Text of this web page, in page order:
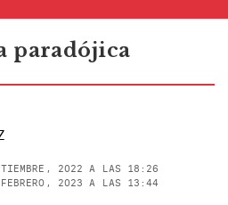
paradójica
2022 A LAS 18:26
FEBRERO, 2023 A LAS 13:44